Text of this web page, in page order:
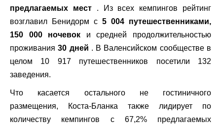
предлагаемых мест. Из всех кемпингов рейтинг
возглавил Бенидорм с 5 004 путешественниками,
150 000 ночевок и средней продолжительностью
проживания30 дней . В Валенсийском сообществе в
целом 10 917 путешественников посетили 132
заведения.
Что касается остального не гостиничного
размещения, Коста-Бланка также лидирует по
количеству кемпингов с 67,2% предлагаемых